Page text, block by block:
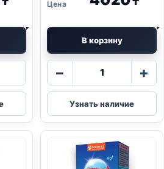
В корзину
−
Количество
Cliny
паста
(ВЫВЕДЕНИЕ
75мл
+
Узнать наличие